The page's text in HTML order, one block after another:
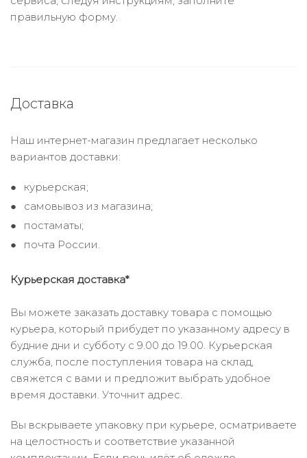
правильную форму.
Доставка
Наш интернет-магазин предлагает несколько
вариантов доставки:
курьерская;
самовывоз из магазина;
постаматы;
почта России.
Курьерская доставка*
Вы можете заказать доставку товара с помощью
курьера, который прибудет по указанному адресу в
будние дни и субботу с 9.00 до 19.00. Курьерская
служба, после поступления товара на склад,
свяжется с вами и предложит выбрать удобное
время доставки. Уточнит адрес.
Вы вскрываете упаковку при курьере, осматриваете
на целостность и соответствие указанной